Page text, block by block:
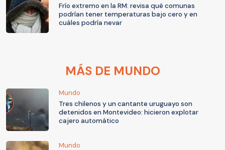
Frío extremo en la RM: revisa qué comunas
podrían tener temperaturas bajo cero y en
cuáles podría nevar
MÁS DE MUNDO
Mundo
Tres chilenos y un cantante uruguayo son
detenidos en Montevideo: hicieron explotar
cajero automático
Mundo